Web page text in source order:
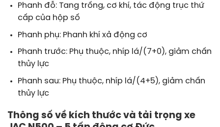
Phanh đỗ: Tang trống, cơ khí, tác động trục thứ
cấp của hộp số
Phanh phụ: Phanh khí xả động cơ
Phanh trước: Phụ thuộc, nhíp lá/(7+0), giảm chấn
thủy lực
Phanh sau: Phụ thuộc, nhíp lá/(4+5), giảm chấn
thủy lực
Thông số về kích thước và tải trọng xe